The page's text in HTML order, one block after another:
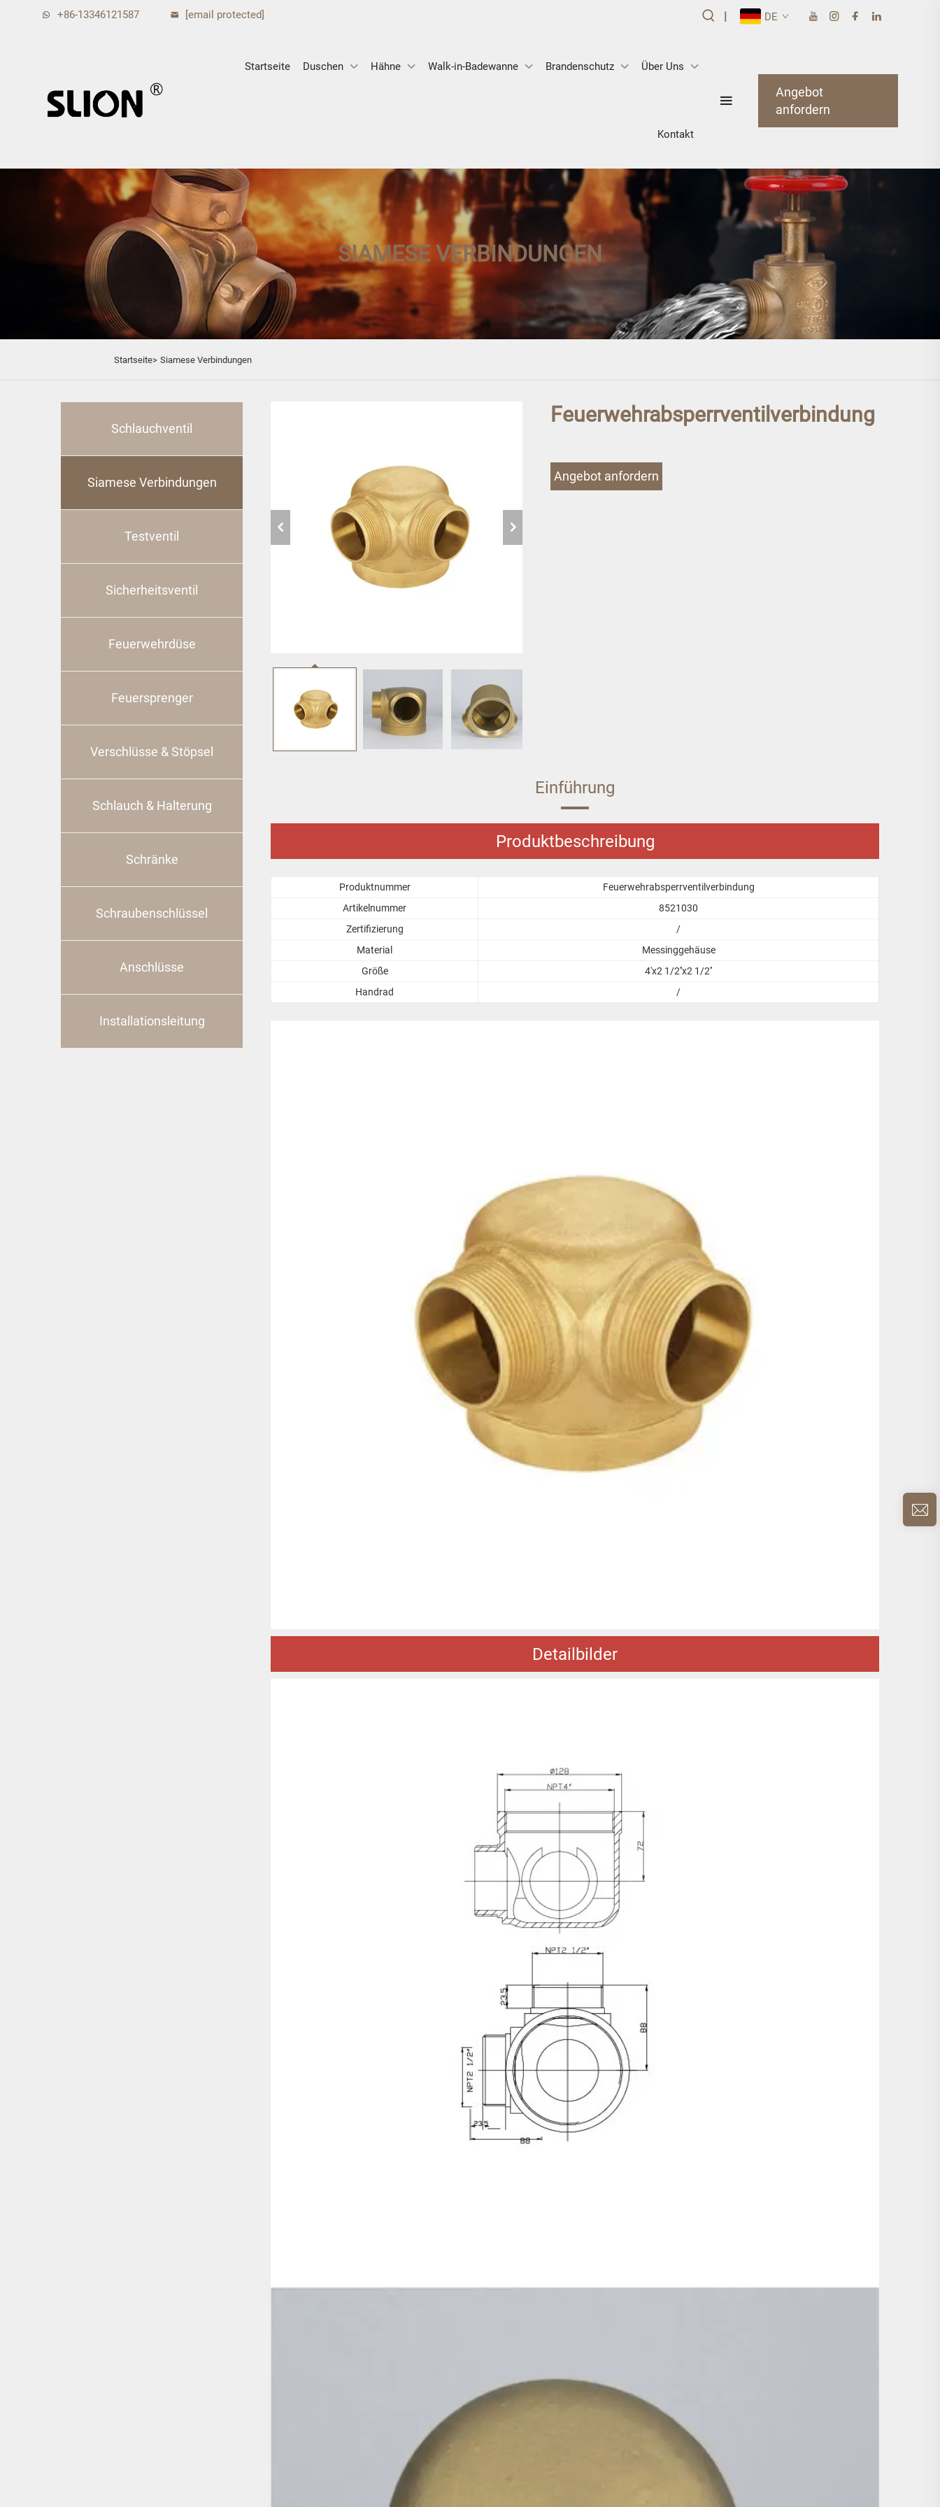
+86-13346121587 [email protected] | DE
Startseite Duschen Hähne Walk-in-Badewanne Brandenschutz Über Uns
Kontakt
Angebot
anfordern
SIAMESE VERBINDUNGEN
Startseite> Siamese Verbindungen
Schlauchventil
Siamese Verbindungen
Testventil
Sicherheitsventil
Feuerwehrdüse
Feuersprenger
Verschlüsse & Stöpsel
Schlauch & Halterung
Schränke
Schraubenschlüssel
Anschlüsse
Installationsleitung
Feuerwehrabsperrventilverbindung
Angebot anfordern
Einführung
Produktbeschreibung
Produktnummer
Feuerwehrabsperrventilverbindung
Artikelnummer
8521030
Zertifizierung
/
Material
Messinggehäuse
Größe
4'x2 1/2''x2 1/2''
Handrad
/
Detailbilder